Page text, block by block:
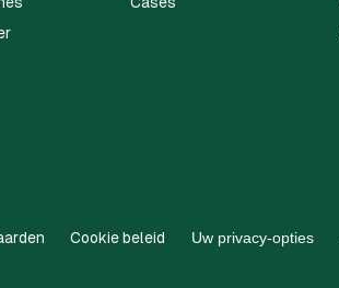
Cookie beleid Uw privacy-opties